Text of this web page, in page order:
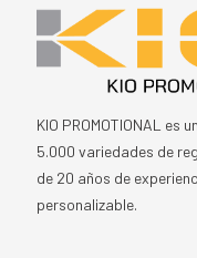
KIO PROMOTIONAL es
5.000 variedades de
de 20 años de
personalizable.